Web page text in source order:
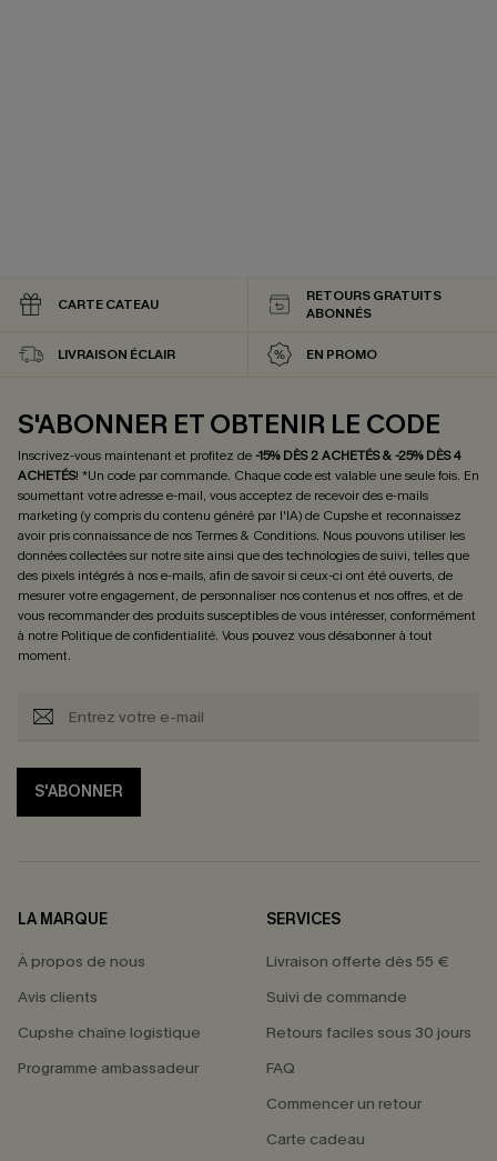
CARTE CATEAU
RETOURS GRATUITS
ABONNÉS
LIVRAISON ÉCLAIR EN PROMO
S'ABONNER ET OBTENIR LE CODE
Inscrivez-vous maintenant et profitez de-15% DÈS 2 ACHETÉS & -25% DÈS 4
ACHETÉS! *Un code par commande. Chaque code est valable une seule fois. En
soumettant votre adresse e-mail, vous acceptez de recevoir des e-mails
marketing (y compris du contenu généré par l'IA) de Cupshe et reconnaissez
avoir pris connaissance de nosTermes & Conditions. Nous pouvons utiliser les
données collectées sur notre site ainsi que des technologies de suivi, telles que
des pixels intégrés à nos e-mails, afin de savoir si ceux-ci ont été ouverts, de
mesurer votre engagement, de personnaliser nos contenus et nos offres, et de
vous recommander des produits susceptibles de vous intéresser, conformément
à notre Politique de confidentialité. Vous pouvez vous désabonner à tout
moment.
S'ABONNER
LA MARQUE
À propos de nous
Avis clients
Cupshe chaîne logistique
Programme ambassadeur
SERVICES
Livraison offerte dès 55 €
Suivi de commande
Retours faciles sous 30 jours
FAQ
Commencer un retour
Carte cadeau